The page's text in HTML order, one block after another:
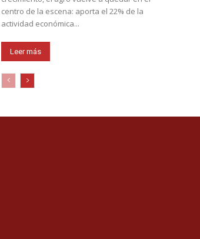
centro de la escena: aporta el 22% de la
actividad económica...
Leer más